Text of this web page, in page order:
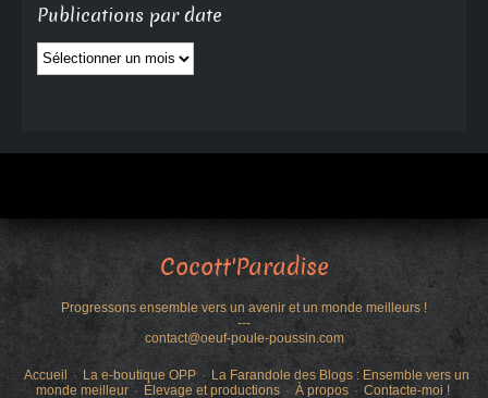
Publications par date
Publications
par
Cocott'Paradise
Progressons ensemble vers un avenir et un monde meilleurs !
---
contact@oeuf-poule-poussin.com
Accueil La e-boutique OPP
La Farandole des Blogs : Ensemble vers un
monde meilleur
Élevage et productions À propos
Contacte-moi !